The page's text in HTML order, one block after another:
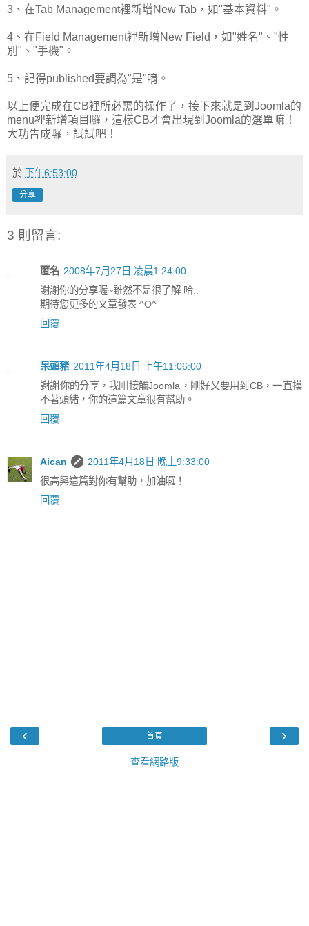
3、在Tab Management裡新增New Tab，如"基本資料"。
4、在Field Management裡新增New Field，如"姓名"、"性
別"、"手機"。
5、記得published要調為"是"唷。
以上便完成在CB裡所必需的操作了，接下來就是到Joomla的
menu裡新增項目囉，這樣CB才會出現到Joomla的選單嘛！
大功告成囉，試試吧！
於 下午6:53:00
分享
3 則留言:
匿名 2008年7月27日 凌晨1:24:00
謝謝你的分享喔~雖然不是很了解 哈..
期待您更多的文章發表 ^O^
回覆
呆頭豬 2011年4月18日 上午11:06:00
謝謝你的分享，我剛接觸Joomla，剛好又要用到CB，一直摸
不著頭緒，你的這篇文章很有幫助。
回覆
Aican
2011年4月18日 晚上9:33:00
很高興這篇對你有幫助，加油囉！
回覆
‹ ›
首頁
查看網路版